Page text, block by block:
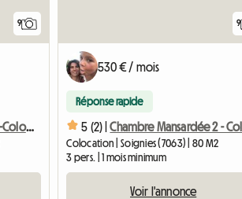
9
Chambre Mansardée 1 -Colocation Dans Un écrin De Verdure
9
530 € / mois
Réponse rapide
5 (2) |
Colocation | Soignies (7063) | 80 M2
3 pers. | 1 mois minimum
Voir l'annonce